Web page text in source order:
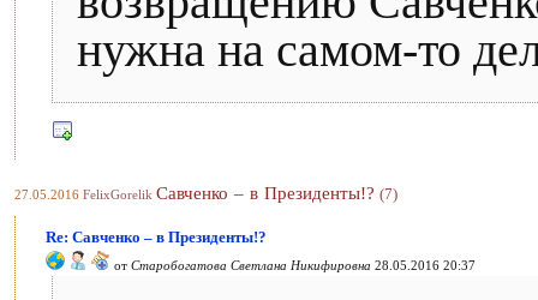
нужна на самом-то
27.05.2016 FelixGorelik Савченко – в Президенты!? (7)
Re: Савченко – в Президенты!?
от Старобогатова Светлана Никифировна 28.05.2016 20:37